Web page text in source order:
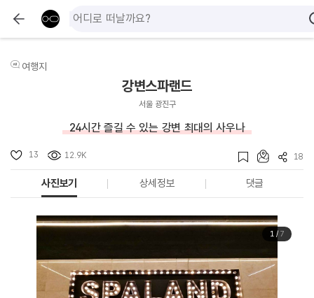
여행지
강변스파랜드
서울 광진구
24시간 즐길 수 있는 강변 최대의 사우나
13 12.9K 18
사진보기 상세정보 댓글
1/ 7